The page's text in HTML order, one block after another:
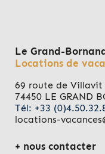
Le Grand-Bornand
Locations de
69 route de Villavit
74450 LE GRAND
Tél: +33
locations-
nous contacter